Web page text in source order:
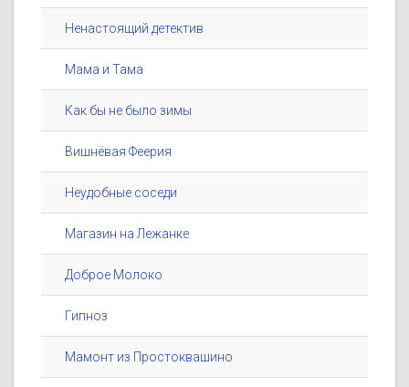
Ненастоящий детектив
Мама и Тама
Как бы не было зимы
Вишнёвая Феерия
Неудобные соседи
Магазин на Лежанке
Доброе Молоко
Гипноз
Мамонт из Простоквашино